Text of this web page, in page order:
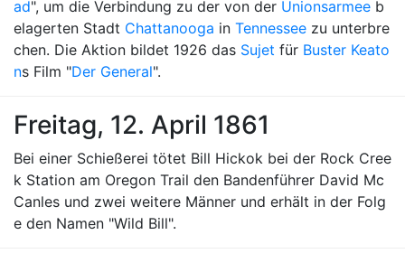
ad", um die Verbindung zu der von der Unionsarmee b
elagerten Stadt Chattanooga in Tennessee zu unterbre
chen. Die Aktion bildet 1926 das Sujet für Buster Keato
ns Film "Der General".
Freitag, 12. April 1861
Bei einer Schießerei tötet Bill Hickok bei der Rock Cree
k Station am Oregon Trail den Bandenführer David Mc
Canles und zwei weitere Männer und erhält in der Folg
e den Namen "Wild Bill".